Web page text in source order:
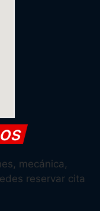
mecánica,
reservar cita